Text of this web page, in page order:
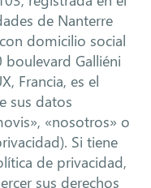
de Nanterre
domicilio social
boulevard Galliéni
Francia, es el
sus datos
«nosotros» o
Si tiene
de privacidad,
sus derechos